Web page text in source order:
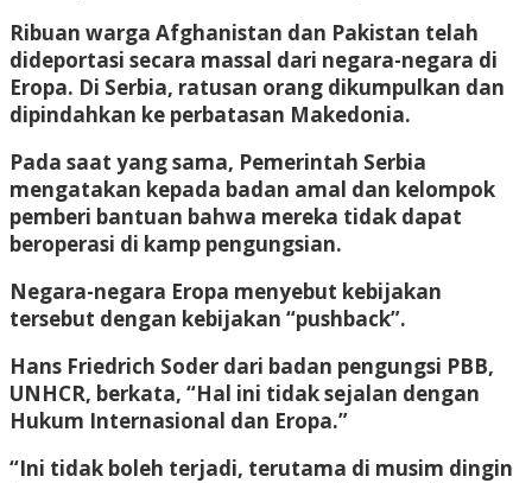
Ribuan warga Afghanistan dan Pakistan telah
dideportasi secara massal dari negara-negara di
Eropa. Di Serbia, ratusan orang dikumpulkan dan
dipindahkan ke perbatasan Makedonia.
Pada saat yang sama, Pemerintah Serbia
mengatakan kepada badan amal dan kelompok
pemberi bantuan bahwa mereka tidak dapat
beroperasi di kamp pengungsian.
Negara-negara Eropa menyebut kebijakan
tersebut dengan kebijakan “pushback”.
Hans Friedrich Soder dari badan pengungsi PBB,
UNHCR, berkata, “Hal ini tidak sejalan dengan
Hukum Internasional dan Eropa.”
“Ini tidak boleh terjadi, terutama di musim dingin